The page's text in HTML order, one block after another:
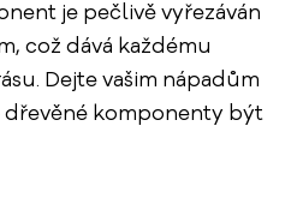
je pečlivě vyřezáván
což dává každému
Dejte vašim nápadům
dřevěné komponenty být